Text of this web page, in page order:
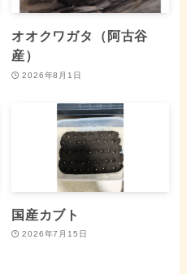
オオクワガタ（阿古谷
産）
2026年8月1日
国産カブト
2026年7月15日